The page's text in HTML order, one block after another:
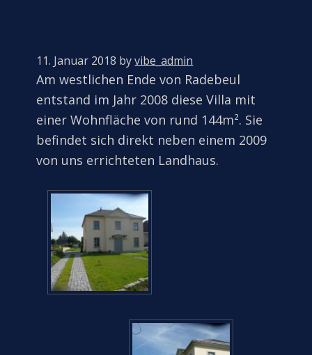
11. Januar 2018 byvibe_admin
Am westlichen Ende von Radebeul
entstand im Jahr 2008 diese Villa mit
einer Wohnfläche von rund 144m². Sie
befindet sich direkt neben einem 2009
von uns errichteten Landhaus.